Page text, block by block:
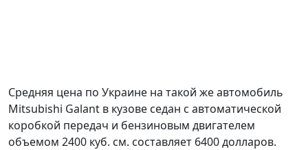
Средняя цена по Украине на такой же автомобиль
Mitsubishi Galant в кузове седан c автоматической
коробкой передач и бензиновым двигателем
объемом 2400 куб. см. составляет 6400 долларов.